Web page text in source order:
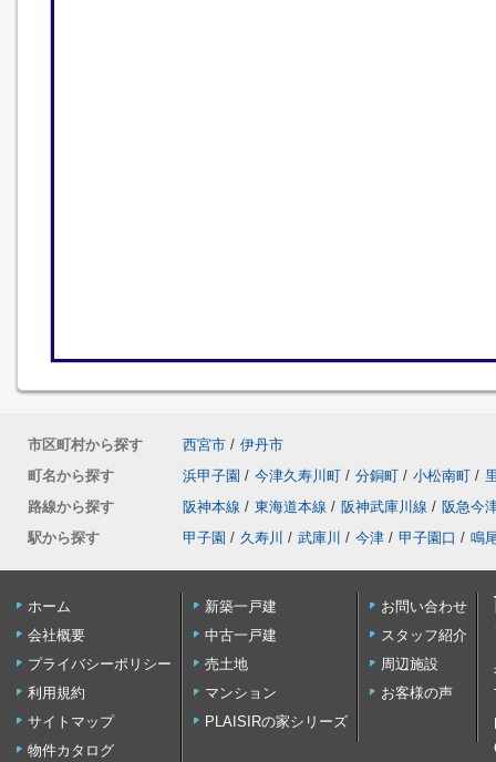
市区町村から探す 西宮市 / 伊丹市
町名から探す
浜甲子園 / 今津久寿川町 / 分銅町 / 小松南町 /
路線から探す
阪神本線 / 東海道本線 / 阪神武庫川線 / 阪急今
駅から探す
甲子園 / 久寿川 / 武庫川 / 今津 / 甲子園口 / 鳴
ホーム
会社概要
プライバシーポリシー
利用規約
サイトマップ
物件カタログ
新築一戸建
中古一戸建
売土地
マンション
PLAISIRの家シリーズ
お問い合わせ
スタッフ紹介
周辺施設
お客様の声